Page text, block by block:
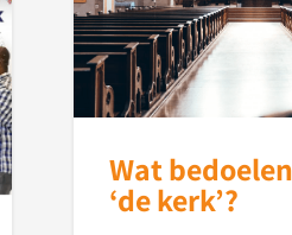
Wat
‘de kerk’?